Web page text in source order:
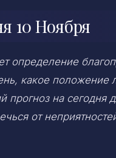
10 Ноября
определение
какое
прогноз на сегодня
от